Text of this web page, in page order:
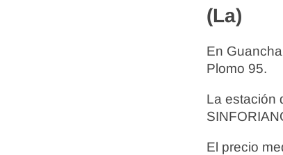
(La)
En
Plomo 95.
La estación
El precio